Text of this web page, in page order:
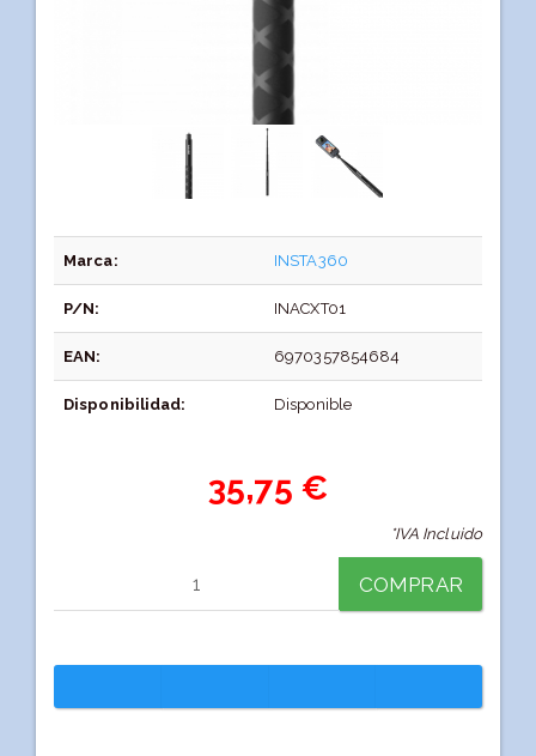
Marca: INSTA360
P/N: INACXT01
EAN: 6970357854684
Disponibilidad: Disponible
35,75 €
*IVA Incluido
COMPRAR